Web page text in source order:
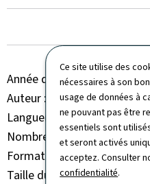
Ce site utilise des
nécessaires à son
usage de données à
ne pouvant pas être
essentiels sont
et seront activés
acceptez. Consulter
confidentialité.
Année de parution
2016
Auteur
Administration de
Langue(s)
Allemand -
Nombre de pages 2
Format du document Pdf
Taille du fichier 6,63 Mo